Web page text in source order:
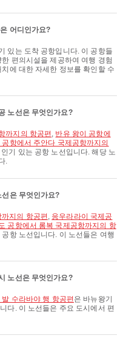
어디인가요?
있는 도착 공항입니다. 이 공항들
편의시설을 제공하여 여행 경험
에 대한 자세한 정보를 확인할 수
노선은 무엇인가요?
까지의 항공편 , 반유 왕이 공항에
공항에서 주안다 국제공항까지의
기 있는 공항 노선입니다. 해당 노
.
은 무엇인가요?
까지의 항공편 , 응우라라이 국제공
공항에서 롬복 국제공항까지의 항
항 노선입니다. 이 노선들은 여행
노선은 무엇인가요?
발 수라바야 행 항공편 은 바뉴왕기
다. 이 노선들은 주요 도시에서 편